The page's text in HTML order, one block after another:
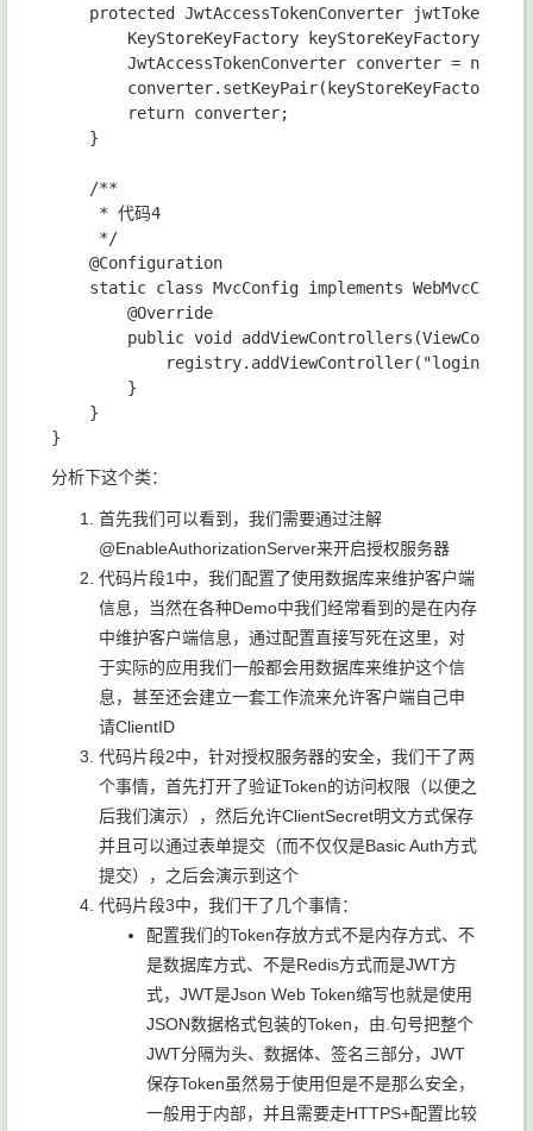
protected JwtAccessTokenConverter
KeyStoreKeyFactory keyStoreKeyFactory =
JwtAccessTokenConverter converter = new
        return converter;
    }
    /**
     * 代码4
     */
    @Configuration
static class MvcConfig implements
        @Override
public void
        }
    }
分析下这个类：
首先我们可以看到，我们需要通过注解
@EnableAuthorizationServer来开启授权服务器
代码片段1中，我们配置了使用数据库来维护客户端
信息，当然在各种Demo中我们经常看到的是在内存
中维护客户端信息，通过配置直接写死在这里，对
于实际的应用我们一般都会用数据库来维护这个信
息，甚至还会建立一套工作流来允许客户端自己申
请ClientID
代码片段2中，针对授权服务器的安全，我们干了两
个事情，首先打开了验证Token的访问权限（以便之
后我们演示），然后允许ClientSecret明文方式保存
并且可以通过表单提交（而不仅仅是Basic Auth方式
提交），之后会演示到这个
代码片段3中，我们干了几个事情：
配置我们的Token存放方式不是内存方式、不
是数据库方式、不是Redis方式而是JWT方
式，JWT是Json Web Token缩写也就是使用
JSON数据格式包装的Token，由.句号把整个
JWT分隔为头、数据体、签名三部分，JWT
保存Token虽然易于使用但是不是那么安全，
一般用于内部，并且需要走HTTPS+配置比较